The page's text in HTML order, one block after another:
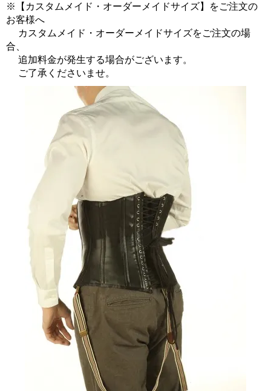
※【カスタムメイド・オーダーメイドサイズ】をご注文の
お客様へ
カスタムメイド・オーダーメイドサイズをご注文の場
合、
追加料金が発生する場合がございます。
ご了承くださいませ。